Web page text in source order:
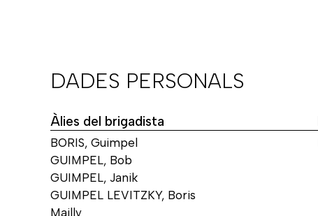
DADES PERSONALS
Àlies del brigadista
BORIS, Guimpel
GUIMPEL, Bob
GUIMPEL, Janik
GUIMPEL LEVITZKY, Boris
Mailly